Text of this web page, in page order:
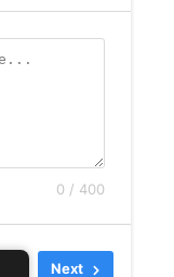
0 / 400
Next